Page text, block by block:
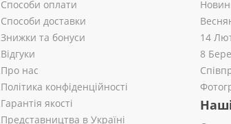
Способи оплати
Способи доставки
Знижки та бонуси
Відгуки
Про нас
Політика конфіденційності
Гарантія якості
Представництва в Україні
14
8